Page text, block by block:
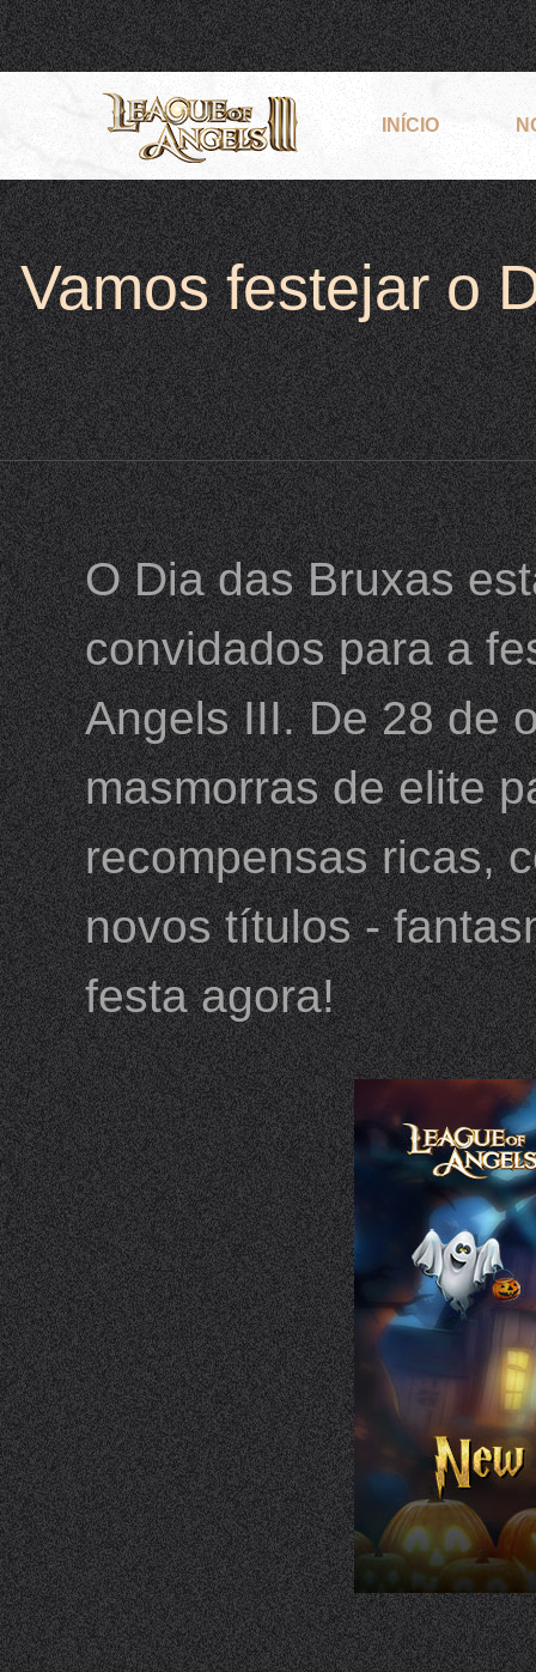
INÍCIO
Vamos festejar o
O Dia das Bruxas
convidados para a
Angels III. De 28 de
masmorras de elite
recompensas ricas,
novos títulos -
festa agora!